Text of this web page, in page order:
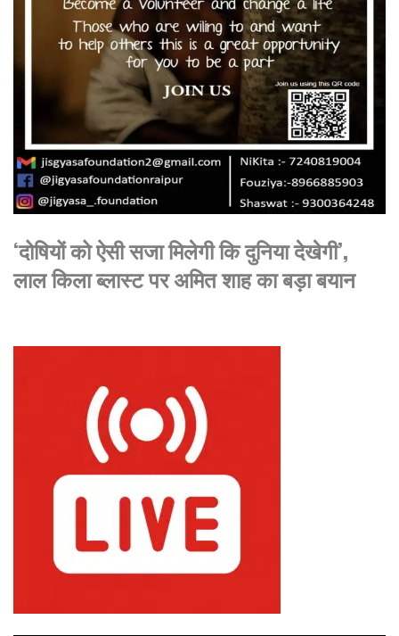
‘दोषियों को ऐसी सजा मिलेगी कि दुनिया देखेगी’,
लाल किला ब्लास्ट पर अमित शाह का बड़ा बयान